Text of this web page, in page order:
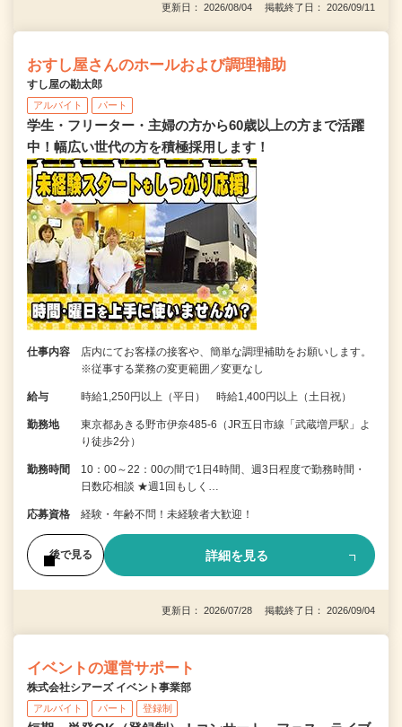
更新日： 2026/08/04 掲載終了日： 2026/09/11
おすし屋さんのホールおよび調理補助
すし屋の勘太郎
アルバイト パート
学生・フリーター・主婦の方から60歳以上の方まで活躍
中！幅広い世代の方を積極採用します！
仕事内容
店内にてお客様の接客や、簡単な調理補助をお願いします。
※従事する業務の変更範囲／変更なし
給与 時給1,250円以上（平日） 時給1,400円以上（土日祝）
勤務地
東京都あきる野市伊奈485-6（JR五日市線「武蔵増戸駅」よ
り徒歩2分）
勤務時間
10：00～22：00の間で1日4時間、週3日程度で勤務時間・
日数応相談 ★週1回もしく…
応募資格 経験・年齢不問！未経験者大歓迎！
後で見る 詳細を見る
更新日： 2026/07/28 掲載終了日： 2026/09/04
イベントの運営サポート
株式会社シアーズ イベント事業部
アルバイト パート 登録制